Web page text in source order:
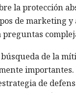
la protección
de marketing
de la
de